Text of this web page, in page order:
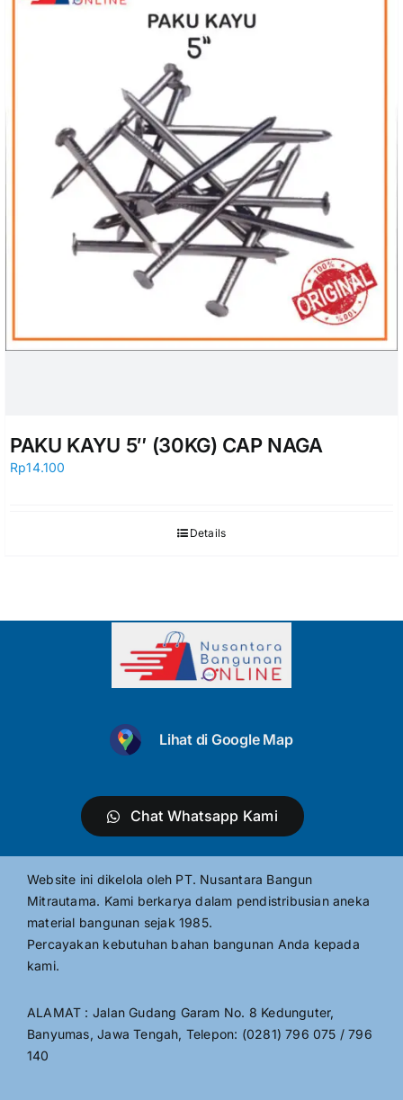
PAKU KAYU 5″ (30KG) CAP NAGA
Rp14.100
Details
Lihat di Google Map
Chat Whatsapp Kami
Website ini dikelola oleh PT. Nusantara Bangun
Mitrautama. Kami berkarya dalam pendistribusian aneka
material bangunan sejak 1985.
Percayakan kebutuhan bahan bangunan Anda kepada
kami.
ALAMAT : Jalan Gudang Garam No. 8 Kedunguter,
Banyumas, Jawa Tengah, Telepon: (0281) 796 075 / 796
140